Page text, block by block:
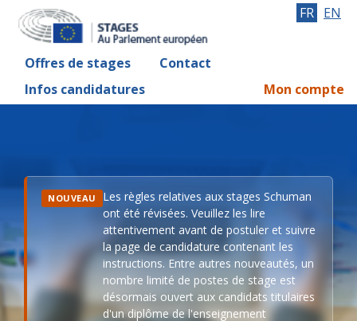
Offres de stages
Contact
Infos candidatures
FR EN
Mon compte
NOUVEAU
Les règles relatives aux stages Schuman
ont été révisées. Veuillez les lire
attentivement avant de postuler et suivre
la page de candidature contenant les
instructions. Entre autres nouveautés, un
nombre limité de postes de stage est
désormais ouvert aux candidats titulaires
d'un diplôme de l'enseignement